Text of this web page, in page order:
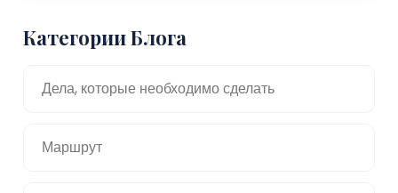
Категории Блога
Дела, которые необходимо сделать
Маршрут